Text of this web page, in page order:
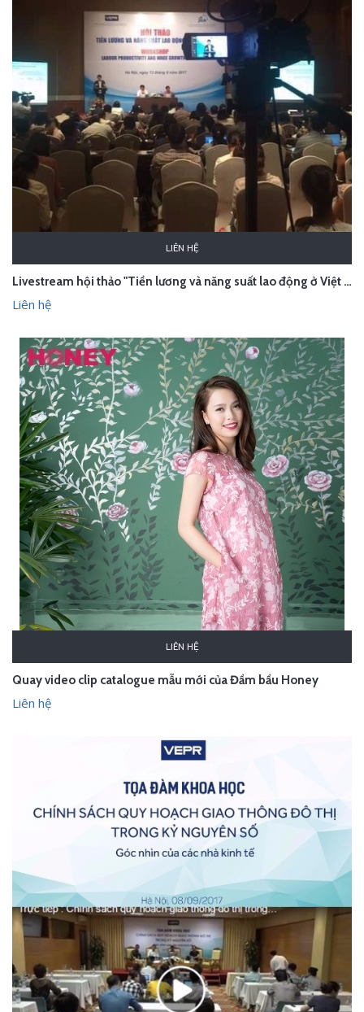
LIÊN HỆ
Livestream hội thảo "Tiền lương và năng suất lao động ở Việt Nam" - Hà Nội
Liên hệ
LIÊN HỆ
Quay video clip catalogue mẫu mới của Đầm bầu Honey
Liên hệ